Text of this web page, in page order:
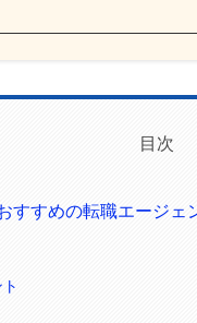
目次
すすめの転職エージェ